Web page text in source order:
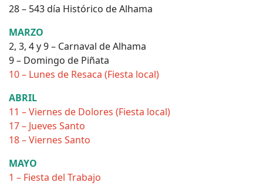
28 – 543 día Histórico de Alhama
MARZO
2, 3, 4 y 9 – Carnaval de Alhama
9 – Domingo de Piñata
10 – Lunes de Resaca (Fiesta local)
ABRIL
11 – Viernes de Dolores (Fiesta local)
17 – Jueves Santo
18 – Viernes Santo
MAYO
1 – Fiesta del Trabajo